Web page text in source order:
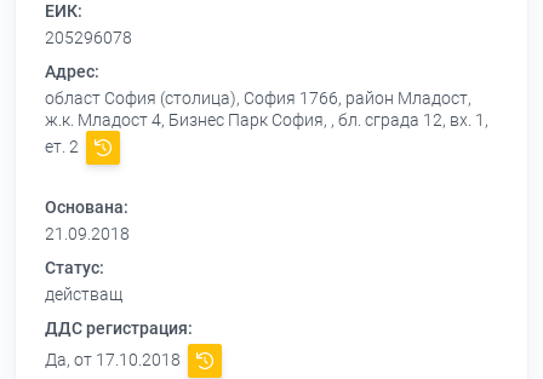
ЕИК:
205296078
Адрес:
област София (столица), София 1766, район Младост,
ж.к. Младост 4, Бизнес Парк София, , бл. сграда 12, вх. 1,
ет. 2
Основана:
21.09.2018
Статус:
действащ
ДДС регистрация:
Да, от 17.10.2018